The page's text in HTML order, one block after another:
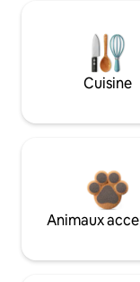
Cuisine
Animaux